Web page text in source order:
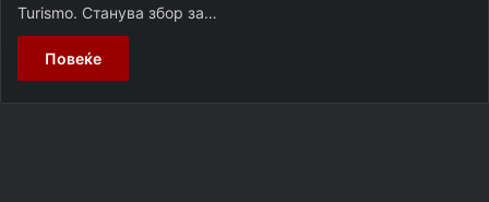
Turismo. Станува збор за…
Повеќе